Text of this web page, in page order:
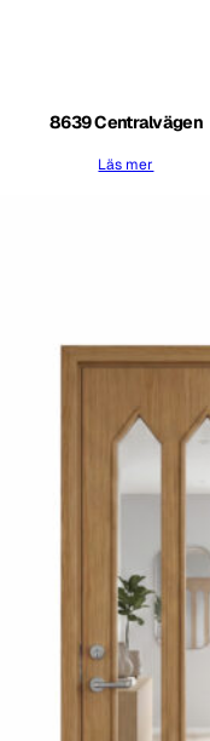
8639 Centralvägen
Läs mer